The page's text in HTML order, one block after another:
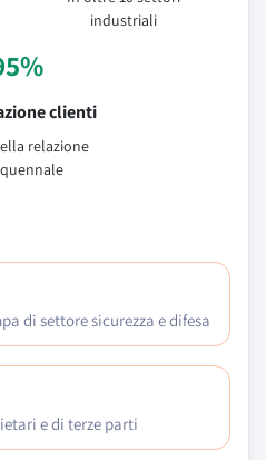
industriali
clienti
relazione
di settore sicurezza e difesa
e di terze parti